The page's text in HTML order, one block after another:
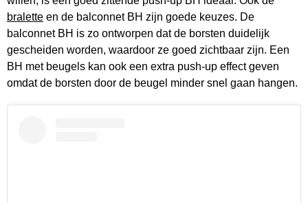
bralette en de balconnet BH zijn goede keuzes. De
balconnet BH is zo ontworpen dat de borsten duidelijk
gescheiden worden, waardoor ze goed zichtbaar zijn. Een
BH met beugels kan ook een extra push-up effect geven
omdat de borsten door de beugel minder snel gaan hangen.